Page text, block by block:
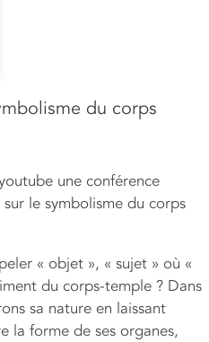
du corps
une conférence
le symbolisme du corps
« objet », « sujet » où «
du corps-temple ? Dans
sa nature en laissant
la forme de ses organes,